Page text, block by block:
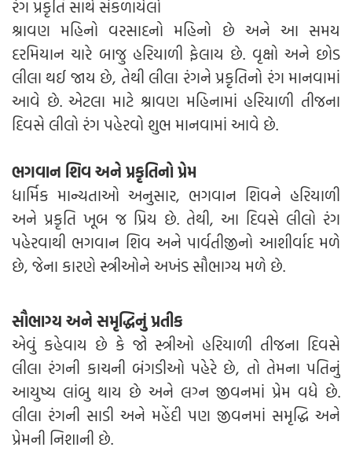
રંગ પ્રકૃતિ સાથે સંકળાયેલો
શ્રાવણ મહિનો વરસાદનો મહિનો છે અને આ સમય
દરમિયાન ચારે બાજુ હરિયાળી ફેલાય છે. વૃક્ષો અને છોડ
લીલા થઈ જાય છે, તેથી લીલા રંગને પ્રકૃતિનો રંગ માનવામાં
આવે છે. એટલા માટે શ્રાવણ મહિનામાં હરિયાળી તીજના
દિવસે લીલો રંગ પહેરવો શુભ માનવામાં આવે છે.
ભગવાન શિવ અને પ્રકૃતિનો પ્રેમ
ધાર્મિક માન્યતાઓ અનુસાર, ભગવાન શિવને હરિયાળી
અને પ્રકૃતિ ખૂબ જ પ્રિય છે. તેથી, આ દિવસે લીલો રંગ
પહેરવાથી ભગવાન શિવ અને પાર્વતીજીનો આશીર્વાદ મળે
છે, જેના કારણે સ્ત્રીઓને અખંડ સૌભાગ્ય મળે છે.
સૌભાગ્ય અને સમૃદ્ધિનું પ્રતીક
એવું કહેવાય છે કે જો સ્ત્રીઓ હરિયાળી તીજના દિવસે
લીલા રંગની કાચની બંગડીઓ પહેરે છે, તો તેમના પતિનું
આયુષ્ય લાંબુ થાય છે અને લગ્ન જીવનમાં પ્રેમ વધે છે.
લીલા રંગની સાડી અને મહેંદી પણ જીવનમાં સમૃદ્ધિ અને
પ્રેમની નિશાની છે.